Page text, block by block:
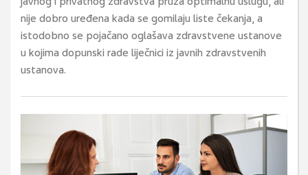
nije dobro uređena kada se gomilaju liste čekanja, a
istodobno se pojačano oglašava zdravstvene ustanove
u kojima dopunski rade liječnici iz javnih zdravstvenih
ustanova.